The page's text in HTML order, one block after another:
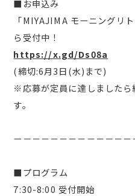
■お申込み
「MIYAJIMA モーニングリ
ら受付中！
https://x.gd/Ds08a
(締切:6月3日(水)まで)
※応募が定員に達しましたら
す。
ー－－－－－－－－－－－－
■プログラム
7:30-8:00 受付開始